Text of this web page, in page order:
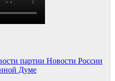
партии Новости России
Думе